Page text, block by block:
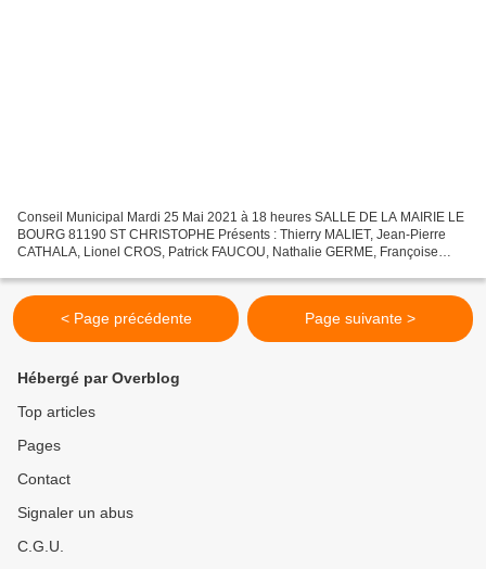
Conseil Municipal Mardi 25 Mai 2021 à 18 heures SALLE DE LA MAIRIE LE
BOURG 81190 ST CHRISTOPHE Présents : Thierry MALIET, Jean-Pierre
CATHALA, Lionel CROS, Patrick FAUCOU, Nathalie GERME, Françoise
< Page précédente Page suivante >
Hébergé par Overblog
Top articles
Pages
Contact
Signaler un abus
C.G.U.